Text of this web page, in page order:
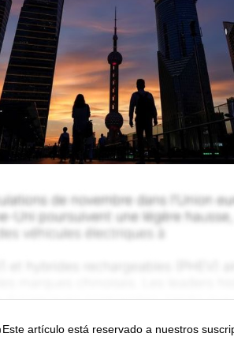
Este artículo está reservado a nuestros